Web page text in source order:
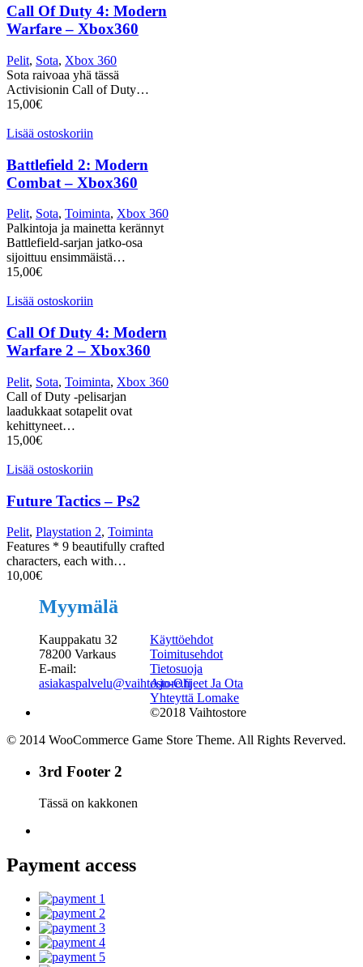
Call Of Duty 4: Modern
Warfare – Xbox360
Pelit, Sota, Xbox 360
Sota raivoaa yhä tässä
Activisionin Call of Duty…
15,00€
Lisää ostoskoriin
Battlefield 2: Modern
Combat – Xbox360
Pelit, Sota, Toiminta, Xbox 360
Palkintoja ja mainetta kerännyt
Battlefield-sarjan jatko-osa
sijoittuu ensimmäistä…
15,00€
Lisää ostoskoriin
Call Of Duty 4: Modern
Warfare 2 – Xbox360
Pelit, Sota, Toiminta, Xbox 360
Call of Duty -pelisarjan
laadukkaat sotapelit ovat
kehittyneet…
15,00€
Lisää ostoskoriin
Future Tactics – Ps2
Pelit, Playstation 2, Toiminta
Features * 9 beautifully crafted
characters, each with…
10,00€
Myymälä
Kauppakatu 32
78200 Varkaus
E-mail:
asiakaspalvelu@vaihtostore.fi
Käyttöehdot
Toimitusehdot
Tietosuoja
Ajo-Ohjeet Ja Ota
Yhteyttä Lomake
©2018 Vaihtostore
© 2014 WooCommerce Game Store Theme. All Rights Reverved.
3rd Footer 2
Tässä on kakkonen
Payment access